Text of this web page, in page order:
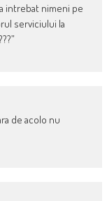
intrebat nimeni pe
serviciului la
de acolo nu